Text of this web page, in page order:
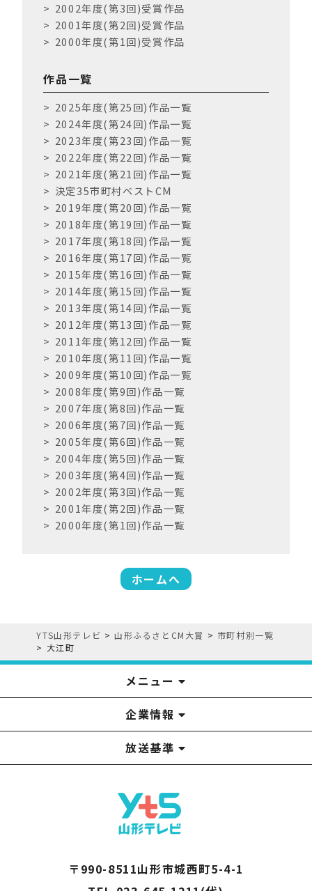
2002年度(第3回)受賞作品
2001年度(第2回)受賞作品
2000年度(第1回)受賞作品
作品一覧
2025年度(第25回)作品一覧
2024年度(第24回)作品一覧
2023年度(第23回)作品一覧
2022年度(第22回)作品一覧
2021年度(第21回)作品一覧
決定35市町村ベストCM
2019年度(第20回)作品一覧
2018年度(第19回)作品一覧
2017年度(第18回)作品一覧
2016年度(第17回)作品一覧
2015年度(第16回)作品一覧
2014年度(第15回)作品一覧
2013年度(第14回)作品一覧
2012年度(第13回)作品一覧
2011年度(第12回)作品一覧
2010年度(第11回)作品一覧
2009年度(第10回)作品一覧
2008年度(第9回)作品一覧
2007年度(第8回)作品一覧
2006年度(第7回)作品一覧
2005年度(第6回)作品一覧
2004年度(第5回)作品一覧
2003年度(第4回)作品一覧
2002年度(第3回)作品一覧
2001年度(第2回)作品一覧
2000年度(第1回)作品一覧
ホームへ
YTS山形テレビ >山形ふるさとCM大賞 > 市町村別一覧
> 大江町
メニュー
YTSニュース
番組
アナウンサー
プレゼント
イベント
みるるん星人
YTS見学ツアー
番組表
お問い合わせ
企業情報
企業情報
役員構成
YTS山形テレビ SDGs 宣言
採用情報
山形テレビ人権方針
山形テレビ国民保護業務計画提出文
個人情報基本方針
情報セキュリティ基本方針
視聴データの取扱いについて
系列局一覧
中継局一覧
放送基準
〒990-8511山形市城西町5-4-1